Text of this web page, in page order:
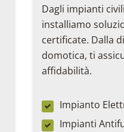
Dagli impianti
installiamo
certificate. Dalla
domotica, ti
affidabilità.
Impianto
Impianti